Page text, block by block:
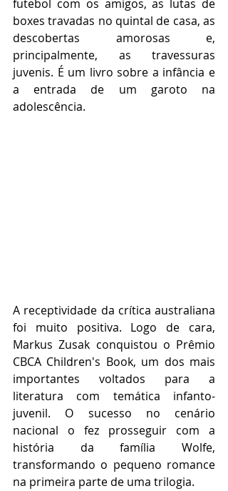
futebol com os amigos, as lutas de
boxes travadas no quintal de casa, as
descobertas amorosas e,
principalmente, as travessuras
juvenis. É um livro sobre a infância e
a entrada de um garoto na
adolescência.
A receptividade da crítica australiana
foi muito positiva. Logo de cara,
Markus Zusak conquistou o Prêmio
CBCA Children's Book, um dos mais
importantes voltados para a
literatura com temática infanto-
juvenil. O sucesso no cenário
nacional o fez prosseguir com a
história da família Wolfe,
transformando o pequeno romance
na primeira parte de uma trilogia.